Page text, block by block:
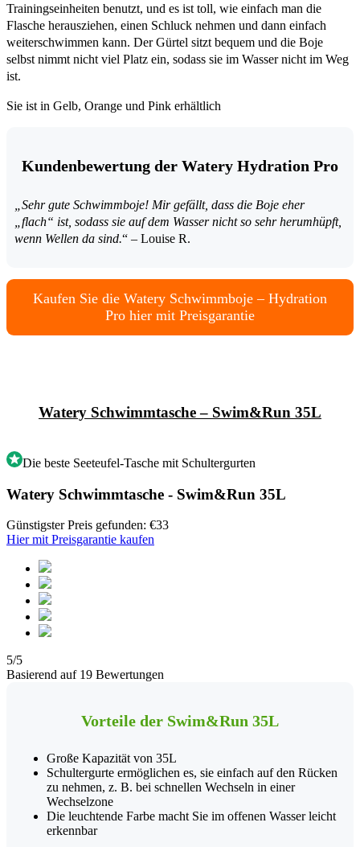
Trainingseinheiten benutzt, und es ist toll, wie einfach man die
Flasche herausziehen, einen Schluck nehmen und dann einfach
weiterschwimmen kann. Der Gürtel sitzt bequem und die Boje
selbst nimmt nicht viel Platz ein, sodass sie im Wasser nicht im Weg
ist.
Sie ist in Gelb, Orange und Pink erhältlich
Kundenbewertung der Watery Hydration Pro
„Sehr gute Schwimmboje! Mir gefällt, dass die Boje eher
„flach“ ist, sodass sie auf dem Wasser nicht so sehr herumhüpft,
wenn Wellen da sind.“ – Louise R.
Kaufen Sie die Watery Schwimmboje – Hydration
Pro hier mit Preisgarantie
Watery Schwimmtasche – Swim&Run 35L
Die beste Seeteufel-Tasche mit Schultergurten
Watery Schwimmtasche - Swim&Run 35L
Günstigster Preis gefunden: €33
Hier mit Preisgarantie kaufen
5/5
Basierend auf 19 Bewertungen
Vorteile der Swim&Run 35L
Große Kapazität von 35L
Schultergurte ermöglichen es, sie einfach auf den Rücken
zu nehmen, z. B. bei schnellen Wechseln in einer
Wechselzone
Die leuchtende Farbe macht Sie im offenen Wasser leicht
erkennbar